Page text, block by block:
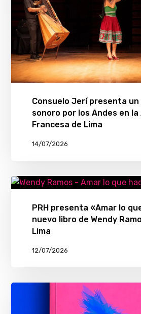
Consuelo Jerí presenta
sonoro por los Andes en la
Francesa de Lima
14/07/2026
PRH presenta «Amar lo
nuevo libro de Wendy
Lima
12/07/2026